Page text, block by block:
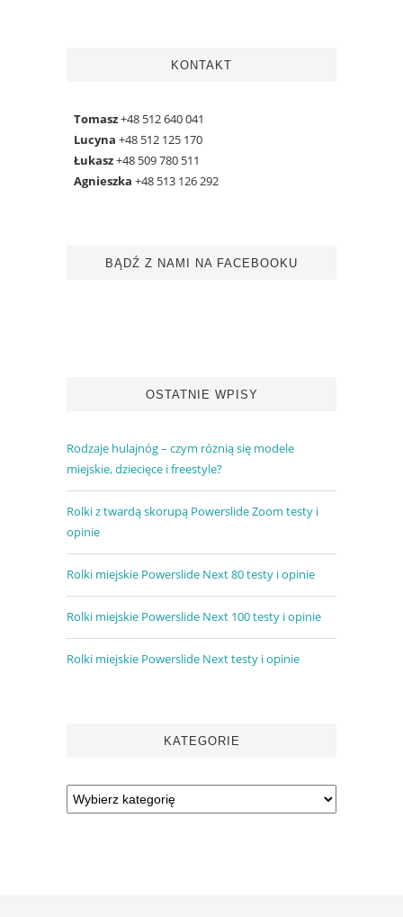
KONTAKT
Tomasz+48 512 640 041
Lucyna +48 512 125 170
Łukasz+48 509 780 511
Agnieszka +48 513 126 292
BĄDŹ Z NAMI NA FACEBOOKU
OSTATNIE WPISY
Rodzaje hulajnóg – czym różnią się modele
miejskie, dziecięce i freestyle?
Rolki z twardą skorupą Powerslide Zoom testy i
opinie
Rolki miejskie Powerslide Next 80 testy i opinie
Rolki miejskie Powerslide Next 100 testy i opinie
Rolki miejskie Powerslide Next testy i opinie
KATEGORIE